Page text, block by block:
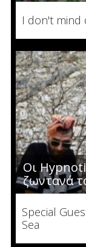
I don't mind
Οι
ζωντανά
Special
Sea